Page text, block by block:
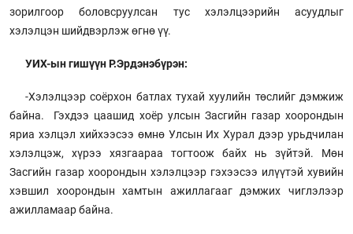
зорилгоор боловсруулсан тус хэлэлцээрийн асуудлыг
хэлэлцэн шийдвэрлэж өгнө үү.
УИХ-ын гишүүн Р.Эрдэнэбүрэн:
-Хэлэлцээр соёрхон батлах тухай хуулийн төслийг дэмжиж
байна. Гэхдээ цаашид хоёр улсын Засгийн газар хоорондын
яриа хэлцэл хийхээсээ өмнө Улсын Их Хурал дээр урьдчилан
хэлэлцэж, хүрээ хязгаараа тогтоож байх нь зүйтэй. Мөн
Засгийн газар хоорондын хэлэлцээр гэхээсээ илүүтэй хувийн
хэвшил хоорондын хамтын ажиллагааг дэмжих чиглэлээр
ажилламаар байна.